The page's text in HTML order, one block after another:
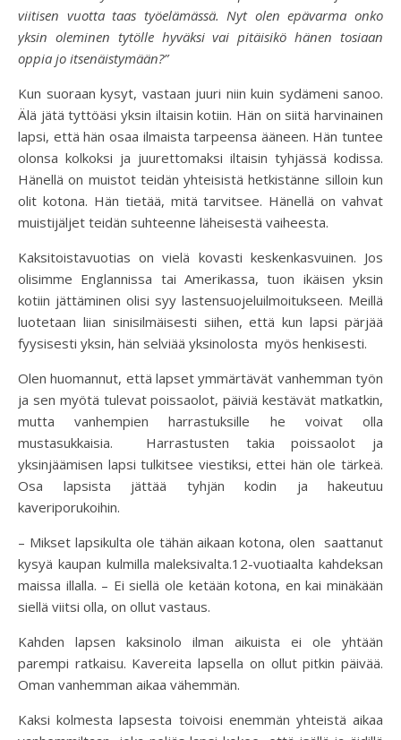
viitisen vuotta taas työelämässä. Nyt olen epävarma onko
yksin oleminen tytölle hyväksi vai pitäisikö hänen tosiaan
oppia jo itsenäistymään?”
Kun suoraan kysyt, vastaan juuri niin kuin sydämeni sanoo.
Älä jätä tyttöäsi yksin iltaisin kotiin. Hän on siitä harvinainen
lapsi, että hän osaa ilmaista tarpeensa ääneen. Hän tuntee
olonsa kolkoksi ja juurettomaksi iltaisin tyhjässä kodissa.
Hänellä on muistot teidän yhteisistä hetkistänne silloin kun
olit kotona. Hän tietää, mitä tarvitsee. Hänellä on vahvat
muistijäljet teidän suhteenne läheisestä vaiheesta.
Kaksitoistavuotias on vielä kovasti keskenkasvuinen. Jos
olisimme Englannissa tai Amerikassa, tuon ikäisen yksin
kotiin jättäminen olisi syy lastensuojeluilmoitukseen. Meillä
luotetaan liian sinisilmäisesti siihen, että kun lapsi pärjää
fyysisesti yksin, hän selviää yksinolosta myös henkisesti.
Olen huomannut, että lapset ymmärtävät vanhemman työn
ja sen myötä tulevat poissaolot, päiviä kestävät matkatkin,
mutta vanhempien harrastuksille he voivat olla
mustasukkaisia. Harrastusten takia poissaolot ja
yksinjäämisen lapsi tulkitsee viestiksi, ettei hän ole tärkeä.
Osa lapsista jättää tyhjän kodin ja hakeutuu
kaveriporukoihin.
– Mikset lapsikulta ole tähän aikaan kotona, olen saattanut
kysyä kaupan kulmilla maleksivalta.12-vuotiaalta kahdeksan
maissa illalla. – Ei siellä ole ketään kotona, en kai minäkään
siellä viitsi olla, on ollut vastaus.
Kahden lapsen kaksinolo ilman aikuista ei ole yhtään
parempi ratkaisu. Kavereita lapsella on ollut pitkin päivää.
Oman vanhemman aikaa vähemmän.
Kaksi kolmesta lapsesta toivoisi enemmän yhteistä aikaa